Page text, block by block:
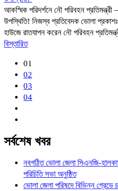
আকস্মিক পরিদর্শনে নৌ পরিবহন
উপস্থিতি! নিজস্ব প্রতিবেদক ভোলা
হাউজে রাতযাপন করেন নৌ পরিবহন
বিস্তারিত
01
02
03
04
সর্বশেষ খবর
নবগঠিত ভোলা জেলা সিএনজি-
পরিচিতি সভা অনুষ্ঠিত
ভোলা জেলা পরিষদে বিভিন্ন